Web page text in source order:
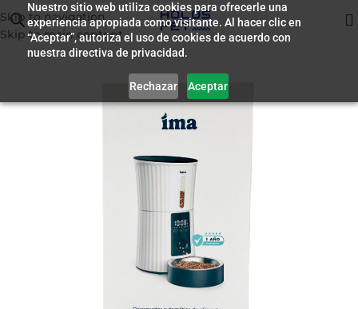
Nuestro sitio web utiliza cookies para ofrecerle una
experiencia apropiada como visitante. Al hacer clic en
“Aceptar”, autoriza el uso de cookies de acuerdo con
nuestra directiva de privacidad.
Rechazar Aceptar
Skip to navigation
Skip to main content
Inicio/ Accesorios